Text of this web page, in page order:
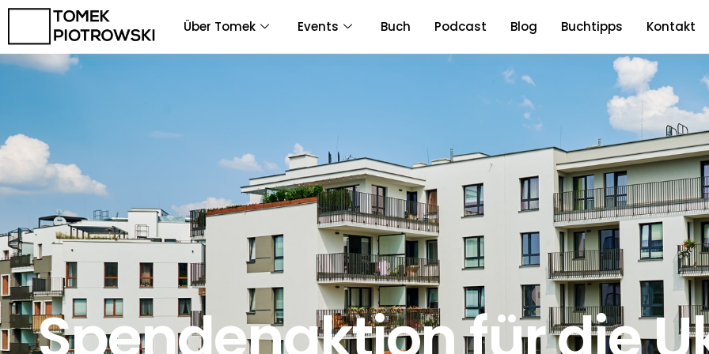
Zum
springen
Über Tomek Events Buch Podcast Blog Buchtipps Kontakt
Spendenaktion für die